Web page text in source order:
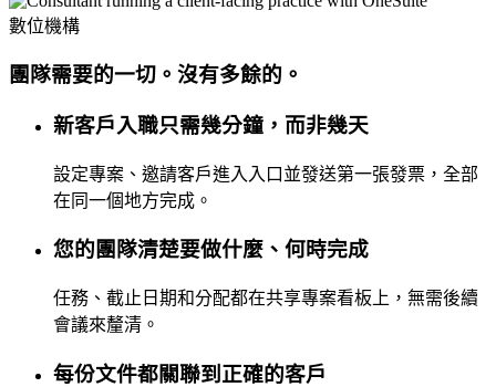
數位機構
團隊需要的一切。沒有多餘的。
新客戶入職只需幾分鐘，而非幾天
設定專案、邀請客戶進入入口並發送第一張發票，全部
在同一個地方完成。
您的團隊清楚要做什麼、何時完成
任務、截止日期和分配都在共享專案看板上，無需後續
會議來釐清。
每份文件都關聯到正確的客戶